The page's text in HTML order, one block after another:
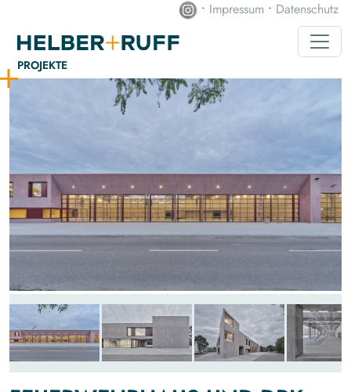
• Impressum • Datenschutz
PROJEKTE